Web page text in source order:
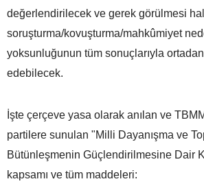
değerlendirilecek ve gerek görülmesi
soruşturma/kovuşturma/mahkûmiyet
yoksunluğunun tüm sonuçlarıyla ortadan
edebilecek.
İşte çerçeve yasa olarak anılan ve
partilere sunulan "Milli Dayanışma ve
Bütünleşmenin Güçlendirilmesine Dair
kapsamı ve tüm maddeleri: